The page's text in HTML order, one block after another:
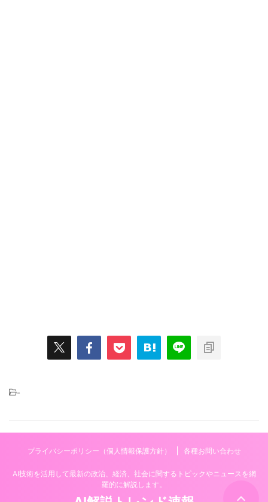
-
プライバシーポリシー（個人情報保護方針） 各種お問い合わせ
AI技術を活用して最新の政治、経済、社会に関するトピックやニュースを網
羅的に解説します。